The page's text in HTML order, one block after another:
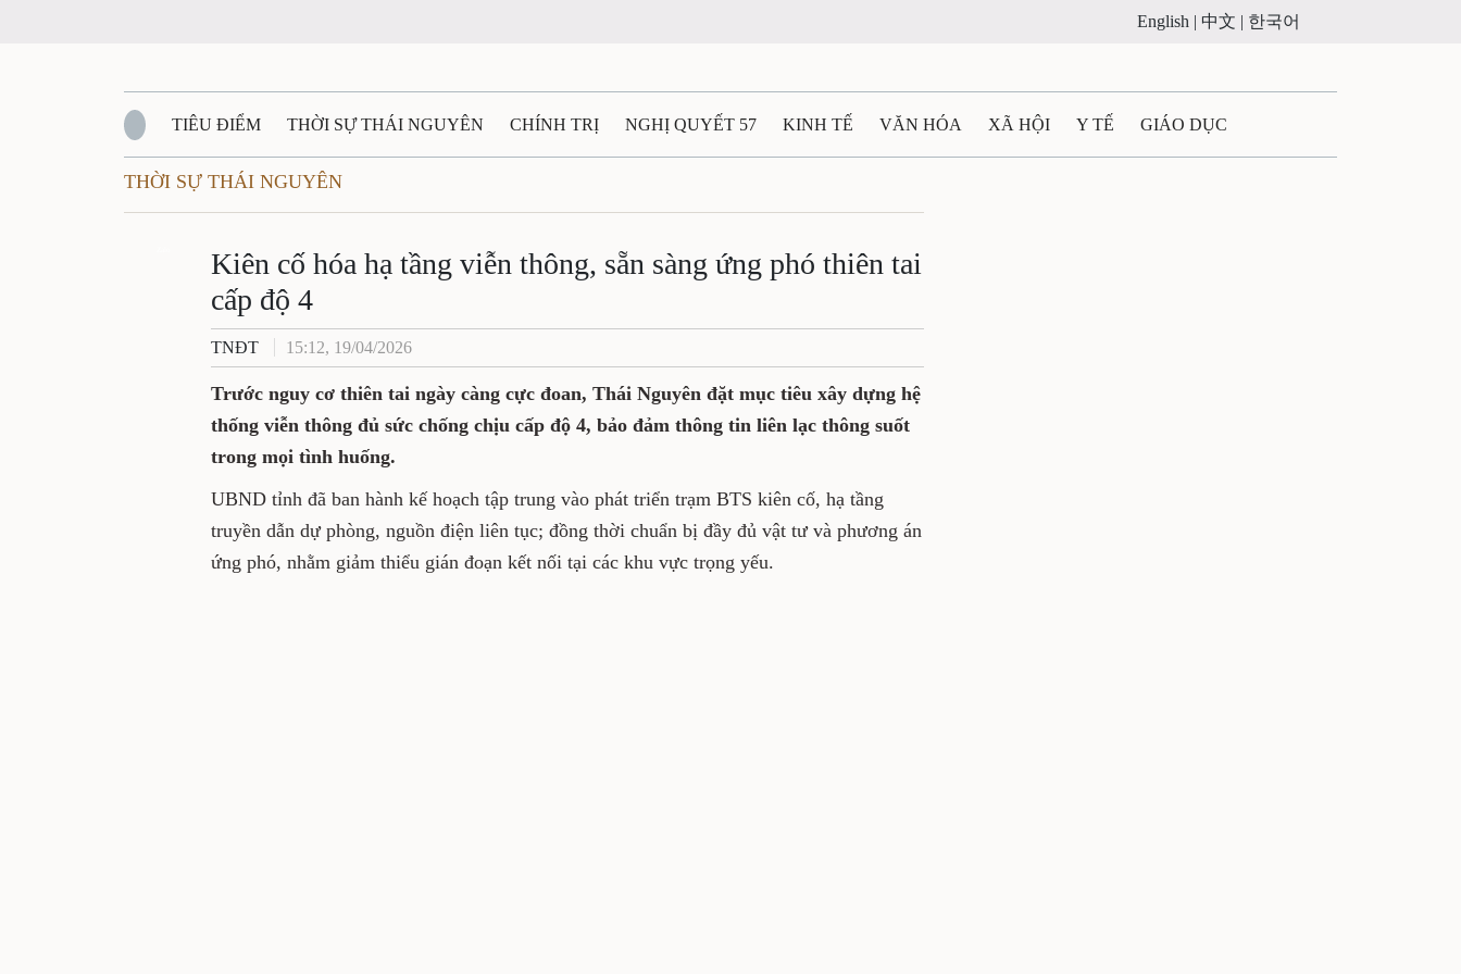
English | 中文 | 한국어
TIÊU ĐIỂM THỜI SỰ THÁI NGUYÊN CHÍNH TRỊ NGHỊ QUYẾT 57 KINH TẾ VĂN HÓA XÃ HỘI Y TẾ GIÁO DỤC
QUỐC PHÒNG - AN NINH
QUÊ HƯƠNG - ĐẤT NƯỚC QUỐC TẾ TÀI NGUYÊN - MÔI TRƯỜNG THỂ THAO THÔNG TIN - QUẢNG CÁO
VĂN BẢN, CHÍNH SÁCH MỚI
THỜI SỰ THÁI NGUYÊN
Kiên cố hóa hạ tầng viễn thông, sẵn sàng ứng phó thiên tai
cấp độ 4
TNĐT 15:12, 19/04/2026
Trước nguy cơ thiên tai ngày càng cực đoan, Thái Nguyên đặt mục tiêu xây dựng hệ
thống viễn thông đủ sức chống chịu cấp độ 4, bảo đảm thông tin liên lạc thông suốt
trong mọi tình huống.
UBND tỉnh đã ban hành kế hoạch tập trung vào phát triển trạm BTS kiên cố, hạ tầng
truyền dẫn dự phòng, nguồn điện liên tục; đồng thời chuẩn bị đầy đủ vật tư và phương án
ứng phó, nhằm giảm thiểu gián đoạn kết nối tại các khu vực trọng yếu.